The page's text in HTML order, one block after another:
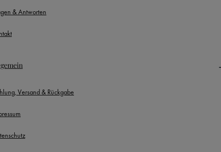
& Antworten
Versand & Rückgabe